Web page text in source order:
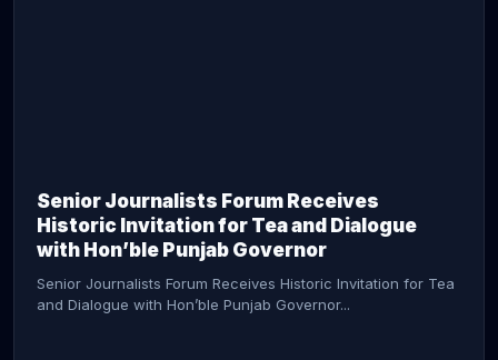
Senior Journalists Forum Receives
Historic Invitation for Tea and Dialogue
with Hon’ble Punjab Governor
Senior Journalists Forum Receives Historic Invitation for Tea
and Dialogue with Hon’ble Punjab Governor...